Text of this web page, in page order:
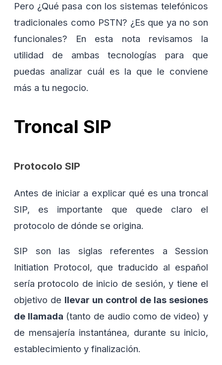
Pero ¿Qué pasa con los sistemas telefónicos
tradicionales como PSTN? ¿Es que ya no son
funcionales? En esta nota revisamos la
utilidad de ambas tecnologías para que
puedas analizar cuál es la que le conviene
más a tu negocio.
Troncal SIP
Protocolo SIP
Antes de iniciar a explicar qué es una troncal
SIP, es importante que quede claro el
protocolo de dónde se origina.
SIP son las siglas referentes a Session
Initiation Protocol, que traducido al español
sería protocolo de inicio de sesión, y tiene el
objetivo de llevar un control de las sesiones
de llamada (tanto de audio como de video) y
de mensajería instantánea, durante su inicio,
establecimiento y finalización.